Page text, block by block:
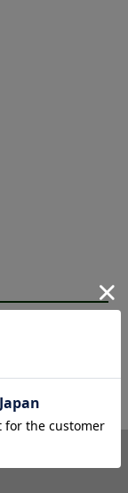
らせします。是非フ